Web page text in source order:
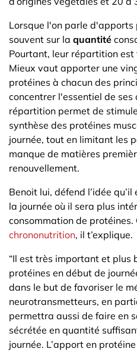
Lorsque l'on parle d'apports
souvent sur la quantité
Pourtant, leur répartition
Mieux vaut apporter une
protéines à chacun des
concentrer l'essentiel de
répartition permet de
synthèse des protéines
journée, tout en limitant les
manque de matières
renouvellement.
Benoit lui, défend l’idée
la journée où il sera plus
consommation de protéines.
chrononutrition, il t’explique.
“Il est très important et plus
protéines en début de
dans le but de favoriser le
neurotransmetteurs, en
permettra aussi de faire en
sécrétée en quantité
journée. L’apport en